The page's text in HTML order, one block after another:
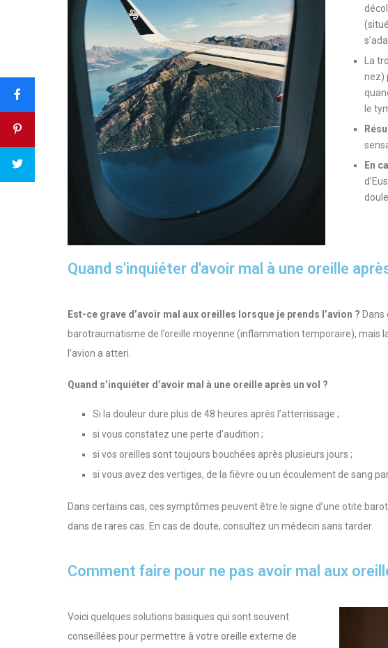
La
nez)
le
En
Quand s'inquiéter d'avoir mal à une oreille
Est-ce grave d’avoir mal aux oreilles lorsque je prends l’avion ?
barotraumatisme de l’oreille moyenne (inflammation temporaire), mais
l’avion a atteri.
Quand s’inquiéter d’avoir mal à une oreille après un vol ?
Si la douleur dure plus de 48 heures après l’atterrissage ;
si vous constatez une perte d’audition ;
si vos oreilles sont toujours bouchées après plusieurs jours ;
si vous avez des vertiges, de la fièvre ou un écoulement de sang par
Dans certains cas, ces symptômes peuvent être le signe d’une otite
dans de rares cas. En cas de doute, consultez un médecin sans tarder.
Comment faire pour ne pas avoir mal aux
Voici quelques solutions basiques qui sont souvent
conseillées pour permettre à votre oreille externe de